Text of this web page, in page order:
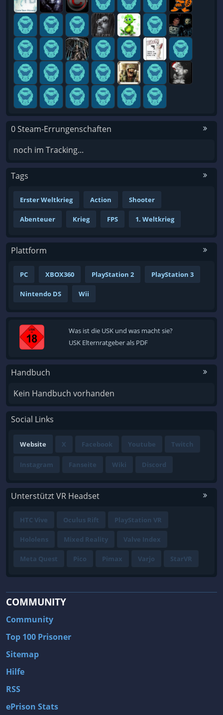
0 Steam-Errungenschaften
noch im Tracking...
Tags
Erster Weltkrieg Action Shooter
Abenteuer Krieg FPS 1. Weltkrieg
Plattform
PC XBOX360 PlayStation 2 PlayStation 3
Nintendo DS Wii
Was ist die USK und was macht sie?
USK Elternratgeber als PDF
Handbuch
Kein Handbuch vorhanden
Social Links
Website X Facebook Youtube Twitch
Instagram Fanseite Wiki Discord
Unterstützt VR Headset
HTC Vive Oculus Rift PlayStation VR
Hololens Mixed Reality Valve Index
Meta Quest Pico Pimax Varjo StarVR
COMMUNITY
Community
Top 100 Prisoner
Sitemap
Hilfe
RSS
ePrison Stats